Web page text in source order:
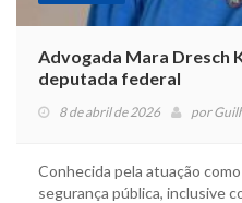
Advogada Mara Dresch
deputada federal
8 de abril de 2026 por
Conhecida pela atuação
segurança pública, inclusive